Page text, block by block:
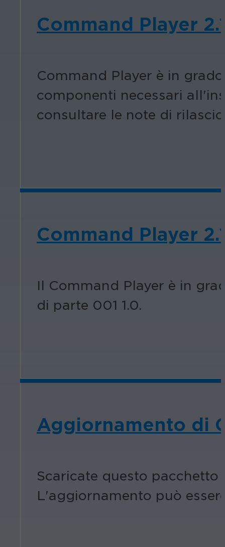
Command Player
Command Player è in
componenti necessari
consultare le note di
Command Player
Il Command Player è in
di parte 001 1.0.
Aggiornamento di
Scaricate questo pacchetto
L'aggiornamento può